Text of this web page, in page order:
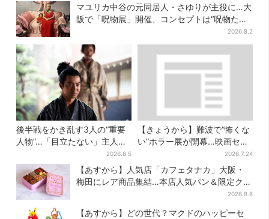
マユリカ中谷の元同居人・さゆりが主役に…大
阪で「呪物展」開催、コンセプトは“呪物たち
2026.8.2
後半戦をかき乱す3人の“重要
人物”…「目立たない」主人
公・仲野太賀も、モブキャラ
→覚醒へ【豊臣兄弟】
2026.8.5
【きょうから】難波で“怖くな
い”ホラー展が開幕…映画セッ
トのなかに入って、怪異も触
り放題！？
2026.7.24
【あすから】人気店「カフェタナカ」大阪・
梅田にレア商品集結…本店人気パン＆限定クッ
2026.8.6
【あすから】どの世代？マクドのハッピーセ